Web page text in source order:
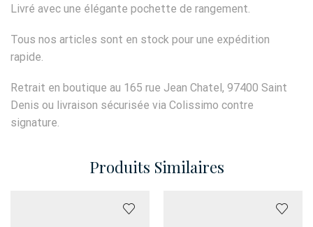
Livré avec une élégante pochette de rangement.
Tous nos articles sont en stock pour une expédition
rapide.
Retrait en boutique au 165 rue Jean Chatel, 97400 Saint
Denis ou livraison sécurisée via Colissimo contre
signature.
Produits Similaires